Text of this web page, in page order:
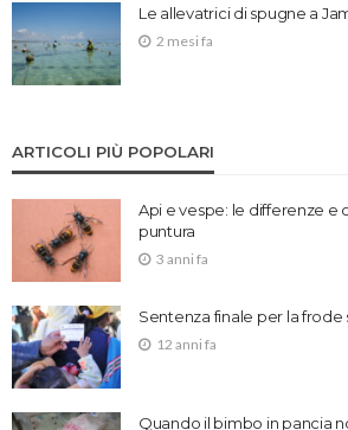
Le allevatrici di spugne a
2 mesi fa
ARTICOLI PIÙ POPOLARI
Api e vespe: le differenze e
puntura
3 anni fa
Sentenza finale per la frode
12 anni fa
Quando il bimbo in pancia